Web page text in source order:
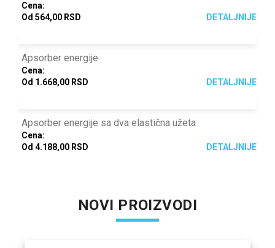
Cena:
Od 564,00 RSD
DETALJNIJE
Apsorber energije
Cena:
Od 1.668,00 RSD
DETALJNIJE
Apsorber energije sa dva elastična užeta
Cena:
Od 4.188,00 RSD
DETALJNIJE
NOVI PROIZVODI